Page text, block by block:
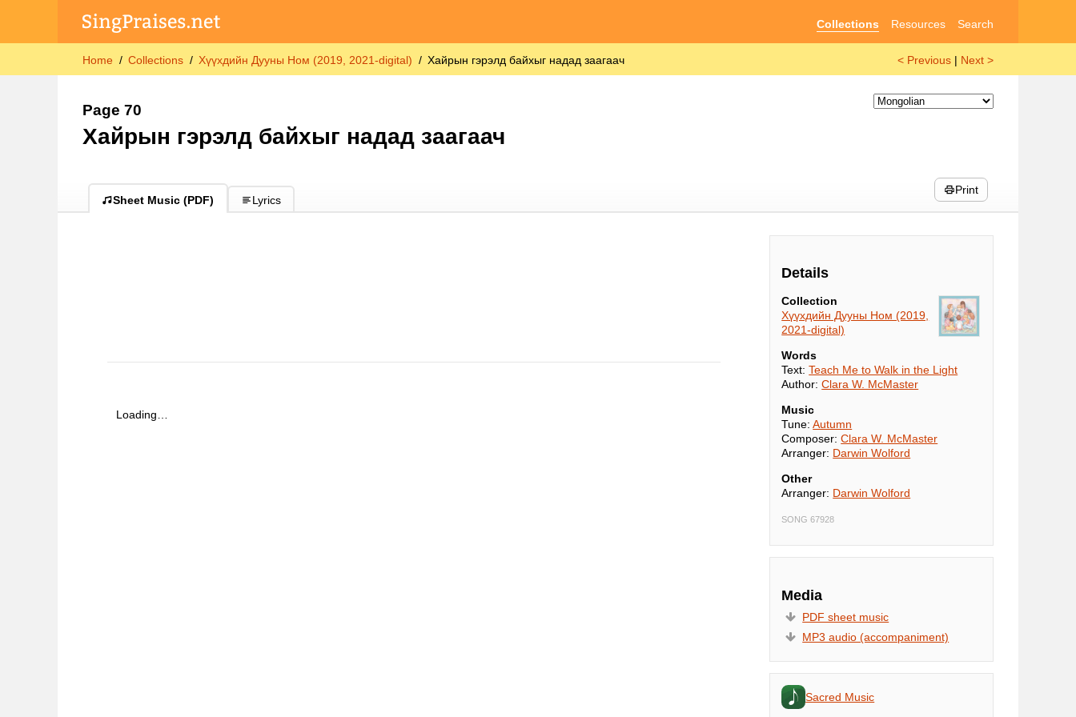
Collections Resources Search
Home Collections Хүүхдийн Дууны Ном (2019, 2021-digital) Хайрын гэрэлд байхыг надад заагаач < Previous | Next >
Page 70
Хайрын гэрэлд байхыг надад заагаач
Sheet Music (PDF) Lyrics
Print
Loading…
Details
Collection
Хүүхдийн Дууны Ном (2019,
2021-digital)
Words
Text:Teach Me to Walk in the Light
Author:Clara W. McMaster
Music
Tune:Autumn
Composer:Clara W. McMaster
Arranger: Darwin Wolford
Other
Arranger: Darwin Wolford
SONG 67928
Media
PDF sheet music
MP3 audio (accompaniment)
Sacred Music